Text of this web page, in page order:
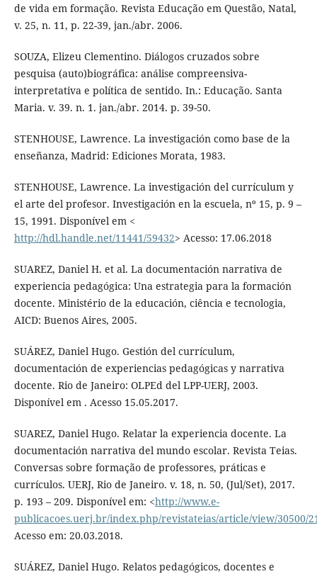
de vida em formação. Revista Educação em Questão, Natal,
v. 25, n. 11, p. 22-39, jan./abr. 2006.
SOUZA, Elizeu Clementino. Diálogos cruzados sobre
pesquisa (auto)biográfica: análise compreensiva-
interpretativa e política de sentido. In.: Educação. Santa
Maria. v. 39. n. 1. jan./abr. 2014. p. 39-50.
STENHOUSE, Lawrence. La investigación como base de la
enseñanza, Madrid: Ediciones Morata, 1983.
STENHOUSE, Lawrence. La investigación del currículum y
el arte del profesor. Investigación en la escuela, nº 15, p. 9 –
15, 1991. Disponível em <
http://hdl.handle.net/11441/59432> Acesso: 17.06.2018
SUAREZ, Daniel H. et al. La documentación narrativa de
experiencia pedagógica: Una estrategia para la formación
docente. Ministério de la educación, ciência e tecnologia,
AICD: Buenos Aires, 2005.
SUÁREZ, Daniel Hugo. Gestión del currículum,
documentación de experiencias pedagógicas y narrativa
docente. Rio de Janeiro: OLPEd del LPP-UERJ, 2003.
Disponível em . Acesso 15.05.2017.
SUAREZ, Daniel Hugo. Relatar la experiencia docente. La
documentación narrativa del mundo escolar. Revista Teias.
Conversas sobre formação de professores, práticas e
currículos. UERJ, Rio de Janeiro. v. 18, n. 50, (Jul/Set), 2017.
p. 193 – 209. Disponível em: <http://www.e-
publicacoes.uerj.br/index.php/revistateias/article/view/30500/
Acesso em: 20.03.2018.
SUÁREZ, Daniel Hugo. Relatos pedagógicos, docentes e